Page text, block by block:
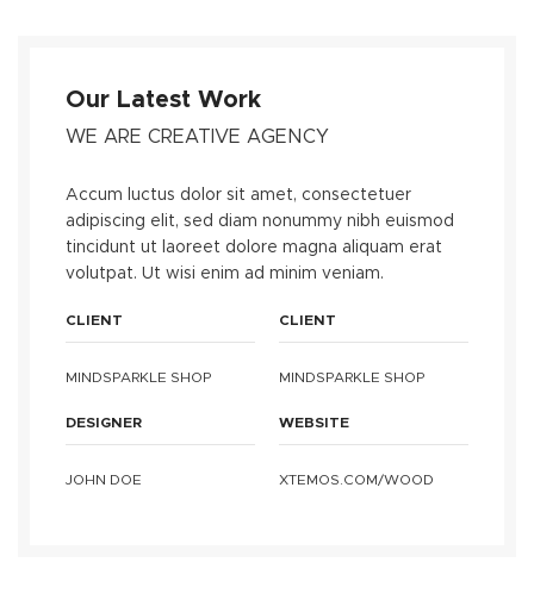
Our Latest Work
WE ARE CREATIVE AGENCY
Accum luctus dolor sit amet, consectetuer
adipiscing elit, sed diam nonummy nibh euismod
tincidunt ut laoreet dolore magna aliquam erat
volutpat. Ut wisi enim ad minim veniam.
CLIENT
MINDSPARKLE SHOP
CLIENT
MINDSPARKLE SHOP
DESIGNER
JOHN DOE
WEBSITE
XTEMOS.COM/WOOD